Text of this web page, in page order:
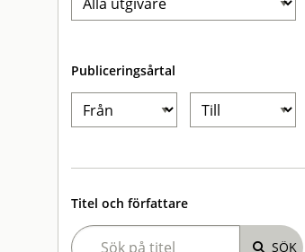
Publiceringsårtal
Titel och författare